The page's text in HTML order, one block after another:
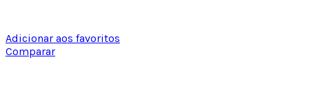
Adicionar aos favoritos
Comparar